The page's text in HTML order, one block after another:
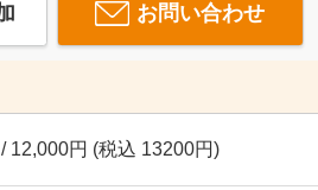
お問い合わせ
12,000円 (税込 13200円)